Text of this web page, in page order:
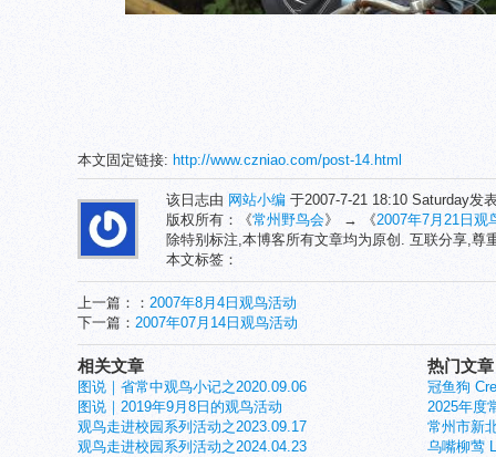
本文固定链接: http://www.czniao.com/post-14.html
该日志由 网站小编 于2007-7-21 18:10 Saturday发
版权所有：《常州野鸟会》 → 《2007年7月21日观
除特别标注,本博客所有文章均为原创. 互联分享,尊
本文标签：
上一篇：： 2007年8月4日观鸟活动
下一篇： 2007年07月14日观鸟活动
热门文章
冠鱼狗
2025年度
常州市新
乌嘴柳莺
相关文章
图说｜省常中观鸟小记之2020.09.06
图说｜2019年9月8日的观鸟活动
观鸟走进校园系列活动之2023.09.17
观鸟走进校园系列活动之2024.04.23